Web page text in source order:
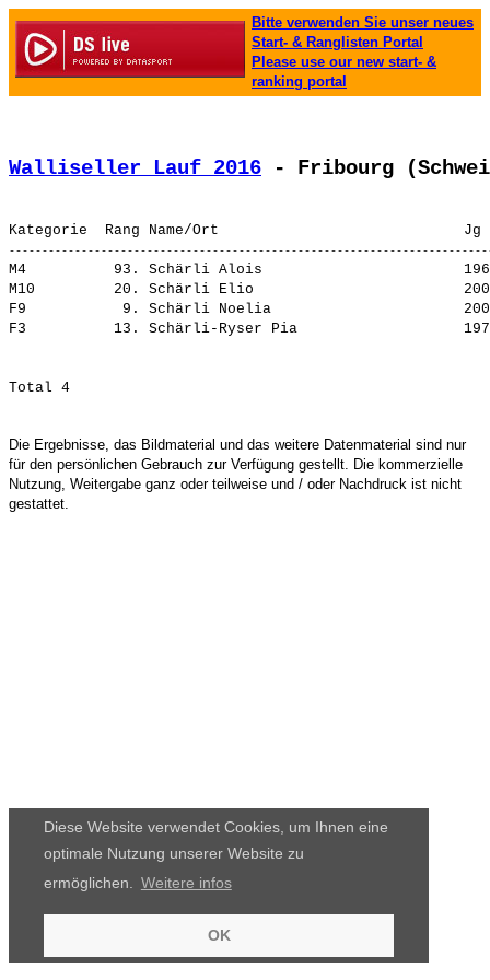
Diese Website verwendet Cookies, um Ihnen eine
optimale Nutzung unserer Website zu
ermöglichen.
Weitere infos
OK
Bitte verwenden Sie unser neues
Start- & Ranglisten Portal
Please use our new start- &
ranking portal
Walliseller Lauf 2016 - Fribourg
M4          93. Schärli Alois
M10         20. Schärli Elio
F9           9. Schärli Noelia
F3          13. Schärli-Ryser Pia
Die Ergebnisse, das Bildmaterial und das weitere Datenmaterial sind nur
für den persönlichen Gebrauch zur Verfügung gestellt. Die kommerzielle
Nutzung, Weitergabe ganz oder teilweise und / oder Nachdruck ist nicht
gestattet.